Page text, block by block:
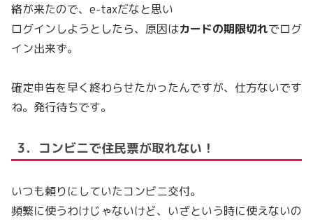
絡が来たので、e-taxだなと思い
ログインしようとしたら、原因はカードの期限切れでログ
イン出来ず。
確定申告を早く終わらせたかったんですが、仕方ないです
ね。発行待ちです。
3．コンビニで住民票が取れない！
いつも頼りにしていたコンビニ交付。
頻繁に使うわけじゃないけど、いざという時に使えないの